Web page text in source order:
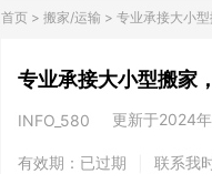
首页 > 搬家/运输 > 专业承接大小
专业承接大小型搬家
INFO_580 更新于2024
有效期：已过期 联系我